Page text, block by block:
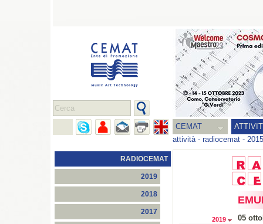
CEMAT
attività- radiocemat - 2015
RADIOCEMAT
2019
2018
2017
2019
05